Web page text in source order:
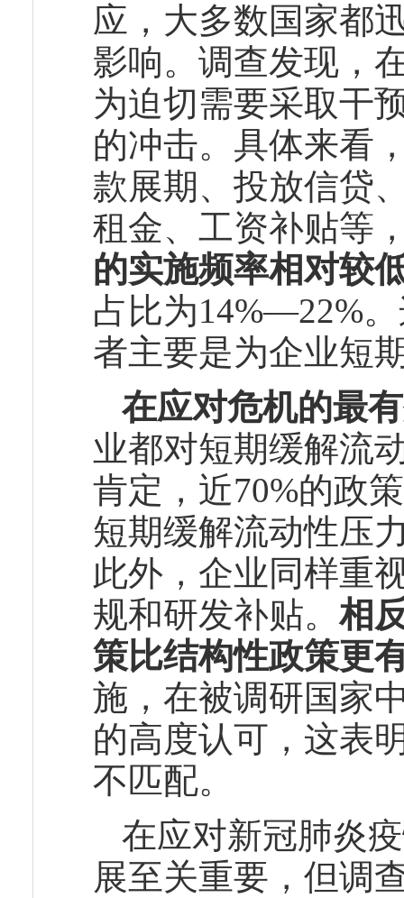
应，大多数国家都
影响。调查发现，
为迫切需要采取干
的冲击。具体来看
款展期、投放信贷
租金、工资补贴等
的实施频率相对较
占比为14%—22%
者主要是为企业短
在应对危机的最
业都对短期缓解流
肯定，近70%的政
短期缓解流动性压
此外，企业同样重
规和研发补贴。相
策比结构性政策更
施，在被调研国家
的高度认可，这表
不匹配。
在应对新冠肺炎
展至关重要，但调